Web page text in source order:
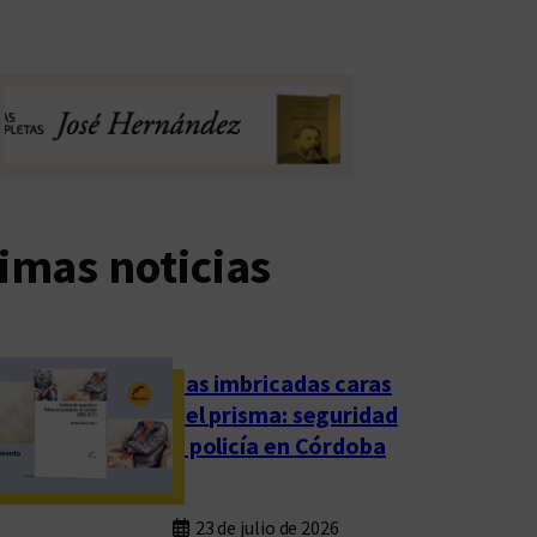
noticias
Las imbricadas caras
del prisma: seguridad
y policía en Córdoba
23 de julio de 2026